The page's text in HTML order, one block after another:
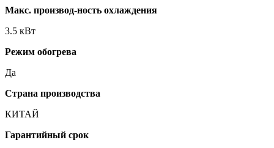
Макс. производ-ность охлаждения
3.5 кВт
Режим обогрева
Да
Страна производства
КИТАЙ
Гарантийный срок